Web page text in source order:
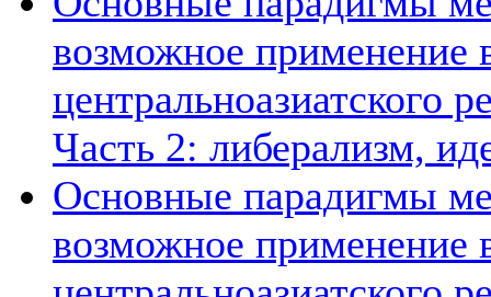
возможное применение
центральноазиатского
Часть 2: либерализм,
Основные парадигмы
возможное применение